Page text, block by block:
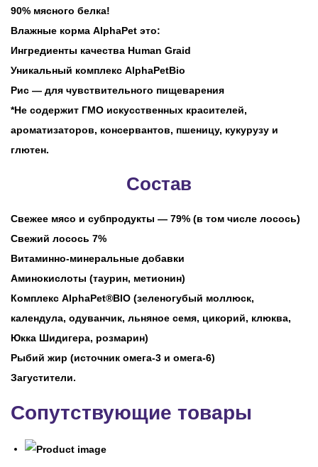
90% мясного белка!
Влажные корма AlphaPet это:
Ингредиенты качества Human Graid
Уникальный комплекс AlphaPetBio
Рис — для чувствительного пищеварения
*Не содержит ГМО искусственных красителей,
ароматизаторов, консервантов, пшеницу, кукурузу и
глютен.
Состав
Свежее мясо и субпродукты — 79% (в том числе лосось)
Свежий лосось 7%
Витаминно-минеральные добавки
Аминокислоты (таурин, метионин)
Комплекс AlphaPet®BIO (зеленогубый моллюск,
календула, одуванчик, льняное семя, цикорий, клюква,
Юкка Шидигера, розмарин)
Рыбий жир (источник омега-3 и омега-6)
Загустители.
Сопутствующие товары